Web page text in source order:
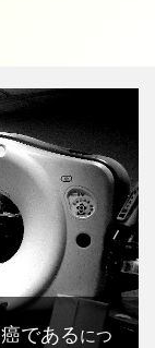
癌であるにつ